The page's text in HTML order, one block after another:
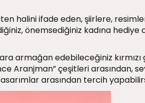
halini ifade eden, şiirlere,
önemsediğiniz kadına
armağan edebileceğiniz kırmızı
Aranjman” çeşitleri arasından,
arasından tercih